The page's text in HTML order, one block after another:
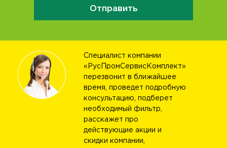
Отправить
Специалист компании
«РусПромСервисКомплект»
перезвонит в ближайшее
время, проведет подробную
консультацию, подберет
необходимый фильтр,
расскажет про
действующие акции и
скидки компании,